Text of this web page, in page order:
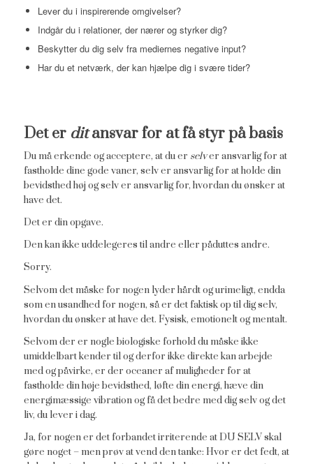
Lever du i inspirerende omgivelser?
Indgår du i relationer, der nærer og styrker dig?
Beskytter du dig selv fra mediernes negative input?
Har du et netværk, der kan hjælpe dig i svære tider?
Det er ditansvar for at få styr på basis
Du må erkende og acceptere, at du er selver ansvarlig for at
fastholde dine gode vaner, selv er ansvarlig for at holde din
bevidsthed høj og selv er ansvarlig for, hvordan du ønsker at
have det.
Det er din opgave.
Den kan ikke uddelegeres til andre eller påduttes andre.
Sorry.
Selvom det måske for nogen lyder hårdt og urimeligt, endda
som en usandhed for nogen, så er det faktisk op til dig selv,
hvordan du ønsker at have det. Fysisk, emotionelt og mentalt.
Selvom der er nogle biologiske forhold du måske ikke
umiddelbart kender til og derfor ikke direkte kan arbejde
med og påvirke, er der oceaner af muligheder for at
fastholde din høje bevidsthed, løfte din energi, hæve din
energimæssige vibration og få det bedre med dig selv og det
liv, du lever i dag.
Ja, for nogen er det forbandet irriterende at DU SELV skal
gøre noget – men prøv at vend den tanke: Hvor er det fedt, at